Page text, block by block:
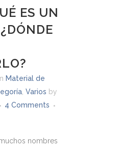
ES UN
Material de
Varios by
4 Comments
nombres